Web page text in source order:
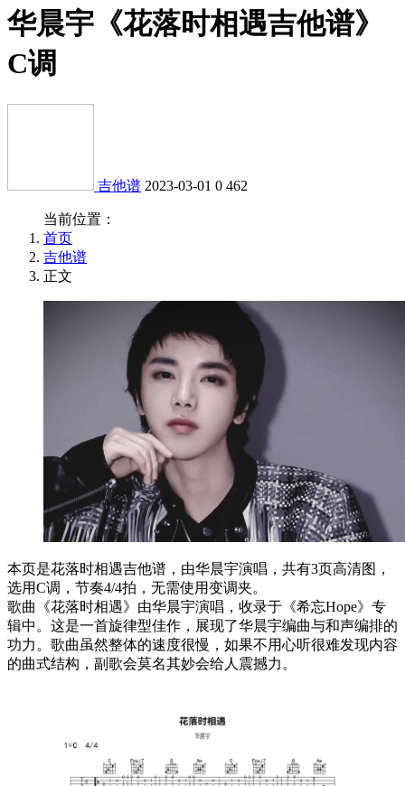
华晨宇《花落时相遇吉他谱》
C调
吉他谱 2023-03-01 0 462
当前位置：
首页
吉他谱
正文
本页是花落时相遇吉他谱，由华晨宇演唱，共有3页高清图，
选用C调，节奏4/4拍，无需使用变调夹。
歌曲《花落时相遇》由华晨宇演唱，收录于《希忘Hope》专
辑中。这是一首旋律型佳作，展现了华晨宇编曲与和声编排的
功力。歌曲虽然整体的速度很慢，如果不用心听很难发现内容
的曲式结构，副歌会莫名其妙会给人震撼力。